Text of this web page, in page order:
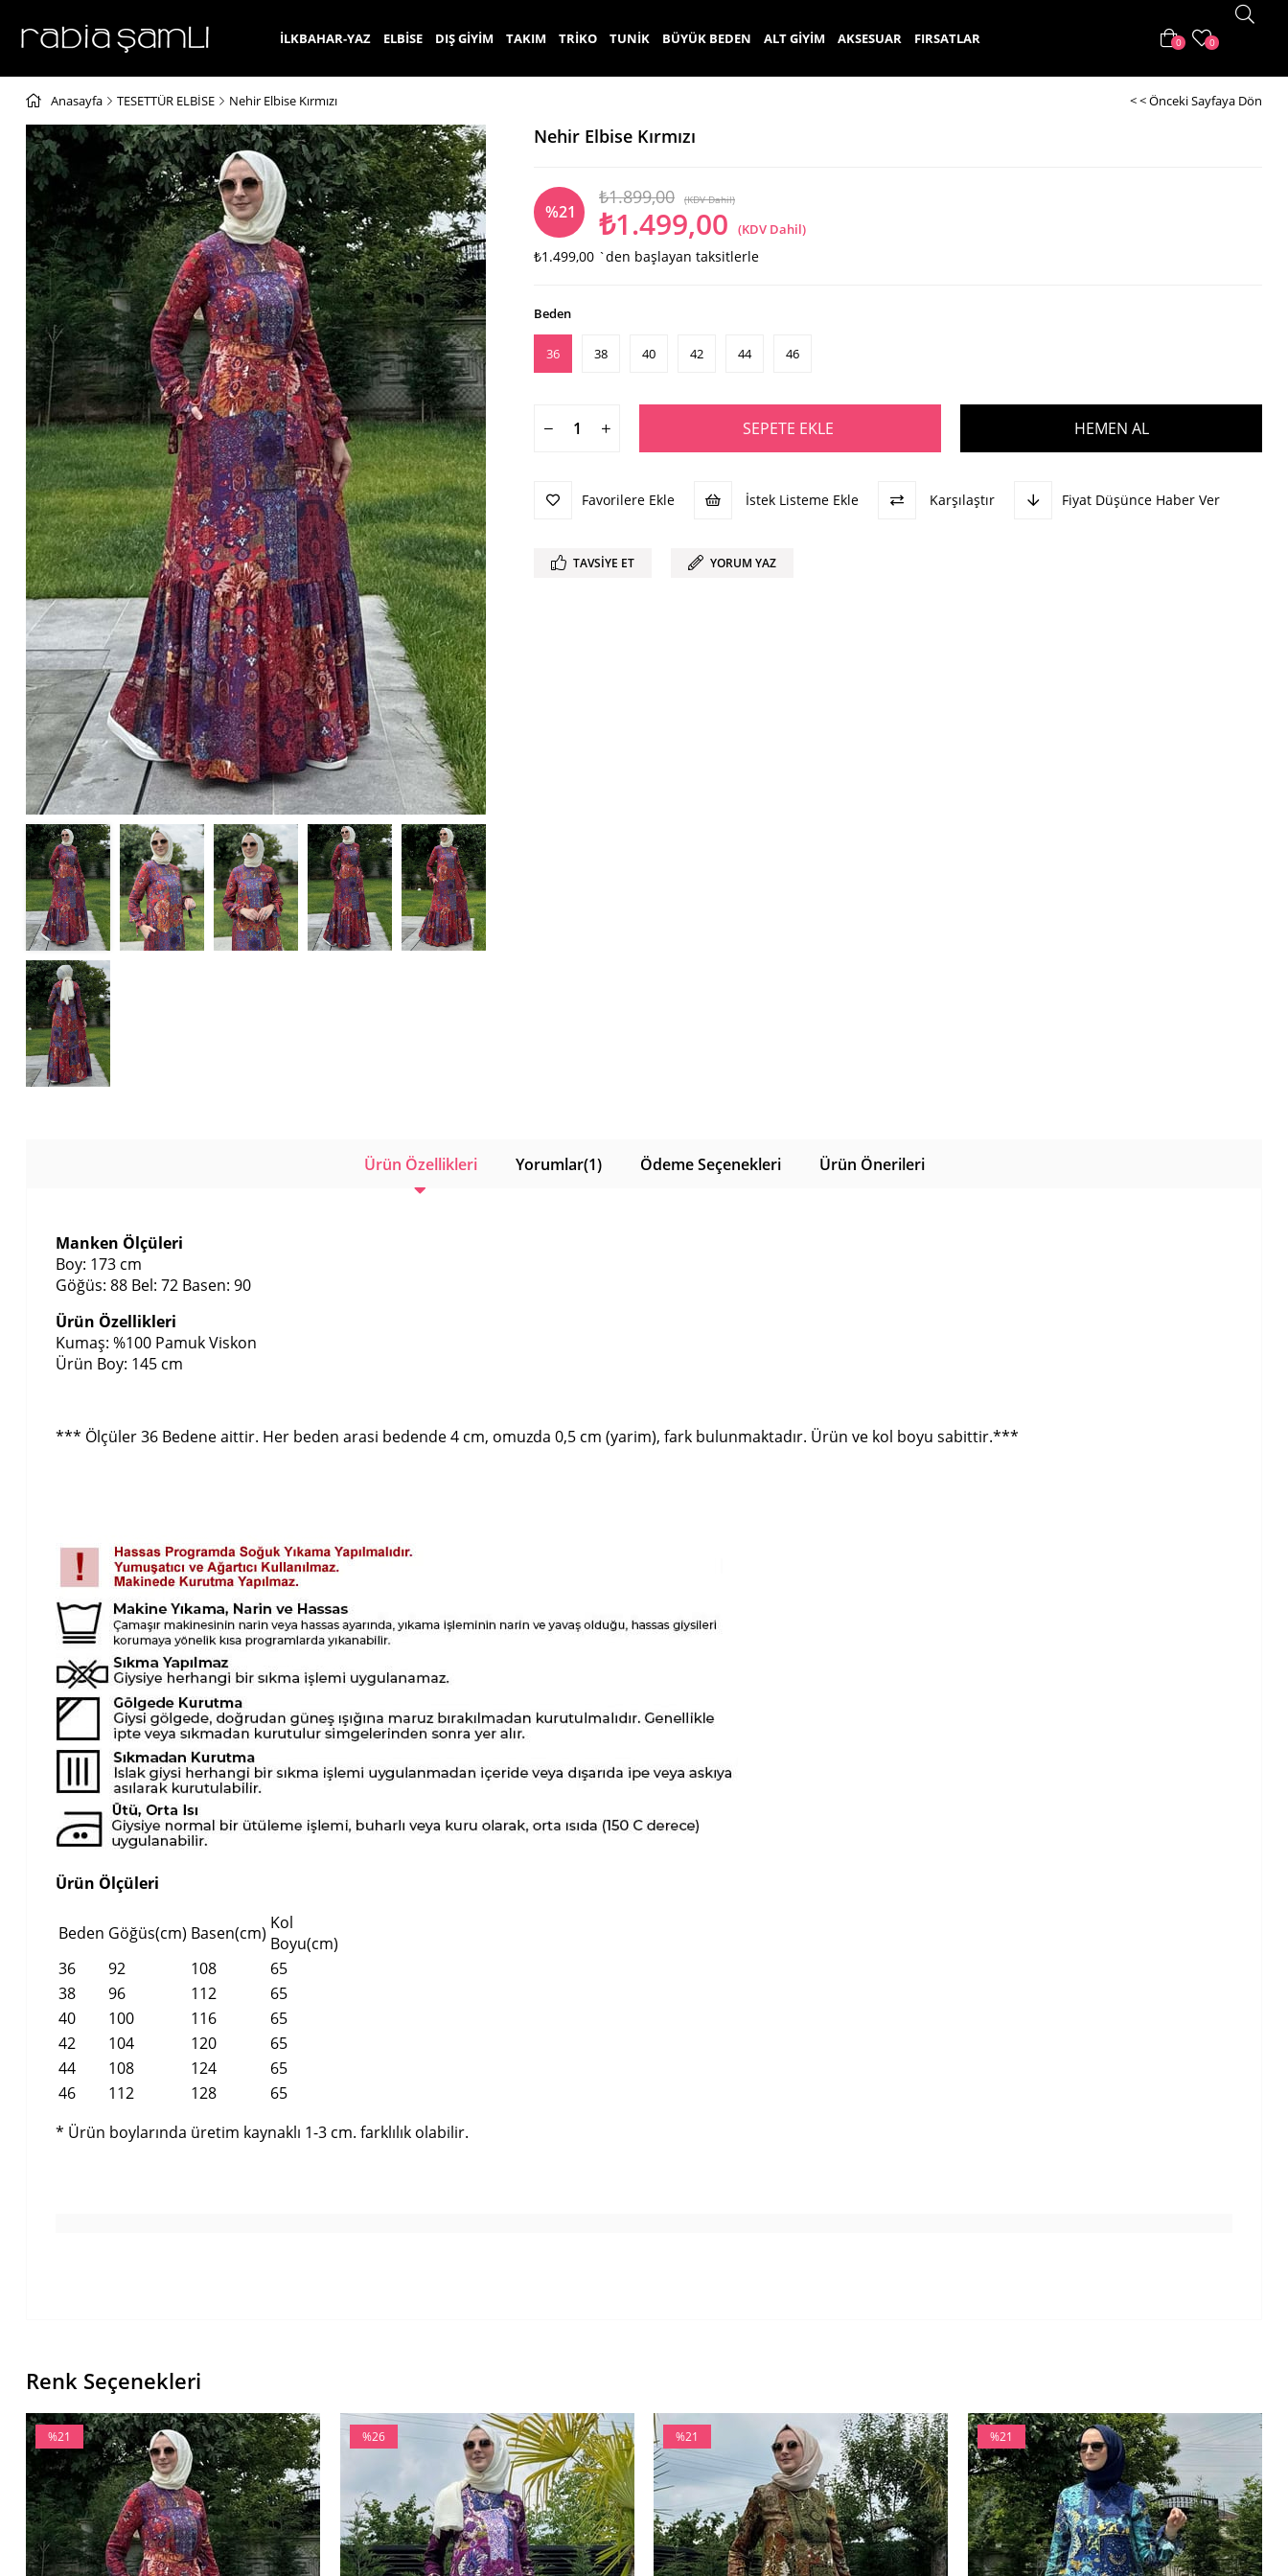
İLKBAHAR-YAZ ELBİSE DIŞ GİYİM TAKIM TRİKO TUNİK BÜYÜK BEDEN ALT GİYİM AKSESUAR FIRSATLAR 0 0
Anasayfa TESETTÜR ELBİSE Nehir Elbise Kırmızı < < Önceki Sayfaya Dön
Nehir Elbise Kırmızı
%21
İndirim
₺1.899,00 (KDV Dahil)
₺1.499,00 (KDV Dahil)
₺1.499,00 `den başlayan taksitlerle
Beden
36 38 40 42 44 46
Favorilere Ekle İstek Listeme Ekle Karşılaştır Fiyat Düşünce Haber Ver
TAVSIYE ET YORUM YAZ
Ürün Özellikleri Yorumlar(1) Ödeme Seçenekleri Ürün Önerileri
Manken Ölçüleri
Boy: 173 cm
Göğüs: 88 Bel: 72 Basen: 90
Ürün Özellikleri
Kumaş: %100 Pamuk Viskon
Ürün Boy: 145 cm
*** Ölçüler 36 Bedene aittir. Her beden arasi bedende 4 cm, omuzda 0,5 cm (yarim), fark bulunmaktadır. Ürün ve kol boyu sabittir.***
Ürün Ölçüleri
Beden Göğüs(cm) Basen(cm) Kol
Boyu(cm)
36
92 108
65
38
96 112
65
40
100 116
65
42
104 120
65
44
108 124
65
46
112 128
65
* Ürün boylarında üretim kaynaklı 1-3 cm. farklılık olabilir.
Renk Seçenekleri
%21
İndirim
%21İndirim
%26
%21
İndirim
%21İndirim
%21
İndirim
%21İndirim